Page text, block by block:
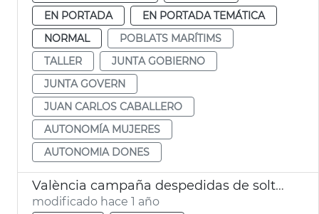
EN PORTADA
EN PORTADA TEMÁTICA
NORMAL
POBLATS MARÍTIMS
TALLER
JUNTA GOBIERNO
JUNTA GOVERN
JUAN CARLOS CABALLERO
AUTONOMÍA MUJERES
AUTONOMIA DONES
València campaña despedidas de soltero ocio respetuoso
modificado hace 1 año